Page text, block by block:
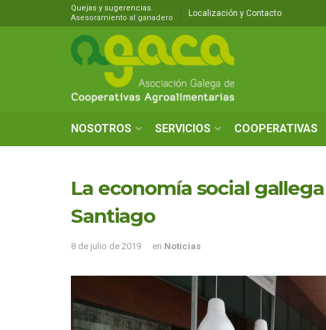
Quejas y sugerencias.
Asesoramiento al ganadero
Localización y Contacto
NOSOTROS SERVICIOS COOPERATIVAS
La economía social
Santiago
8 de julio de 2019 en Noticias